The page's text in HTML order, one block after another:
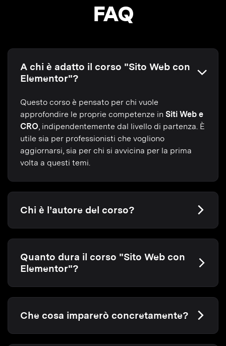
FAQ
A chi è adatto il corso "Sito Web con
Elementor"?
Questo corso è pensato per chi vuole
approfondire le proprie competenze in Siti Web e
CRO , indipendentemente dal livello di partenza. È
utile sia per professionisti che vogliono
aggiornarsi, sia per chi si avvicina per la prima
volta a questi temi.
Chi è l’autore del corso?
Quanto dura il corso "Sito Web con
Elementor"?
Che cosa imparerò concretamente?